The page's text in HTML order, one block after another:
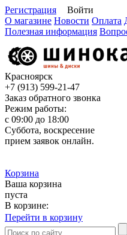
Регистрация
Войти
О магазине Новости Оплата
Полезная информация
Красноярск
+7 (913) 599-21-47
Заказ обратного звонка
Режим работы:
с 09:00 до 18:00
Суббота, воскресение
прием заявок онлайн.
Корзина
Ваша корзина
пуста
В корзине:
Перейти в корзину